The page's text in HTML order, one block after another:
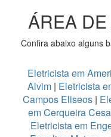
ÁREA
Confira abaixo alguns
Eletricista em
Alvim | Eletricista
Campos Eliseos |
em Cerqueira
Eletricista em